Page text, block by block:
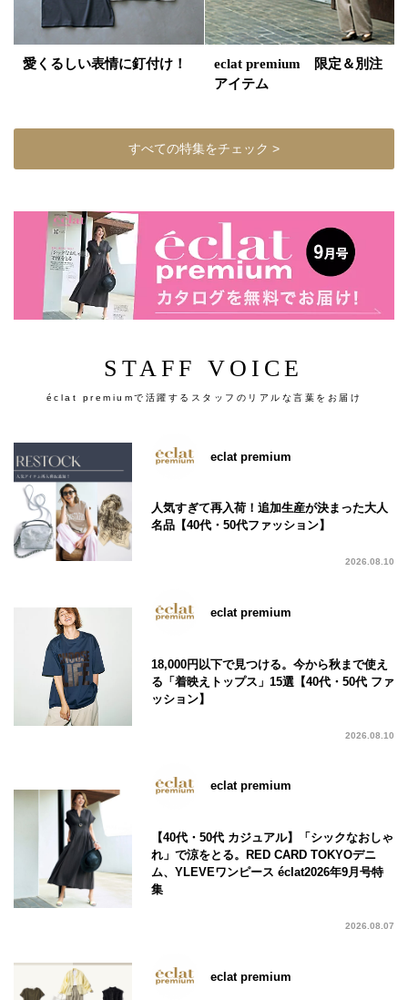
愛くるしい表情に釘付け！
eclat premium 限定＆別注
アイテム
すべての特集をチェック >
STAFF VOICE
éclat premiumで活躍するスタッフのリアルな言葉をお届け
eclat premium
人気すぎて再入荷！追加生産が決まった大人
名品【40代・50代ファッション】
2026.08.10
eclat premium
18,000円以下で見つける。今から秋まで使え
る「着映えトップス」15選【40代・50代 ファ
ッション】
2026.08.10
eclat premium
【40代・50代 カジュアル】「シックなおしゃ
れ」で涼をとる。RED CARD TOKYOデニ
ム、YLEVEワンピース éclat2026年9月号特
集
2026.08.07
eclat premium